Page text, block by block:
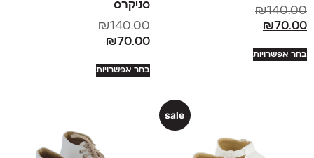
₪140.00
₪ 70.00
בחר אפשרויות
סניקרס
₪140.00
₪ 70.00
בחר אפשרויות
sale